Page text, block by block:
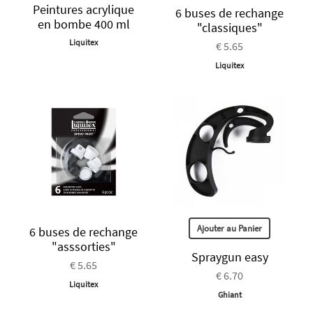
Peintures acrylique
en bombe 400 ml
Liquitex
6 buses de rechange
"classiques"
€ 5.65
Liquitex
6 buses de rechange
"asssorties"
€ 5.65
Liquitex
Ajouter au Panier
Spraygun easy
€ 6.70
Ghiant